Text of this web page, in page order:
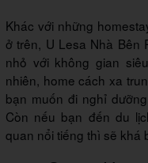
Khác với những
ở trên, U Lesa Nhà Bên
nhỏ với không gian
nhiên, home cách xa
bạn muốn đi nghỉ
Còn nếu bạn đến du
quan nổi tiếng thì sẽ khá